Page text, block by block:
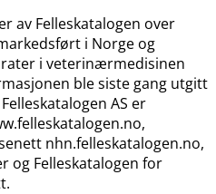
av Felleskatalogen over
i Norge og
i veterinærmedisinen
ble siste gang utgitt
AS er
nhn.felleskatalogen.no,
og Felleskatalogen for